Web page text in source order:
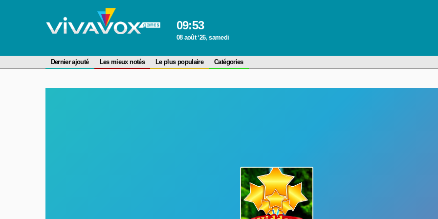
09:53
08 août ‘26, samedi
Dernier ajouté Les mieux notés Le plus populaire Catégories